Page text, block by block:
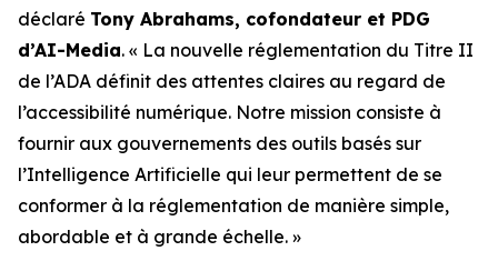
déclaré Tony Abrahams, cofondateur et PDG
d’AI-Media. « La nouvelle réglementation du Titre II
de l’ADA définit des attentes claires au regard de
l’accessibilité numérique. Notre mission consiste à
fournir aux gouvernements des outils basés sur
l’Intelligence Artificielle qui leur permettent de se
conformer à la réglementation de manière simple,
abordable et à grande échelle. »